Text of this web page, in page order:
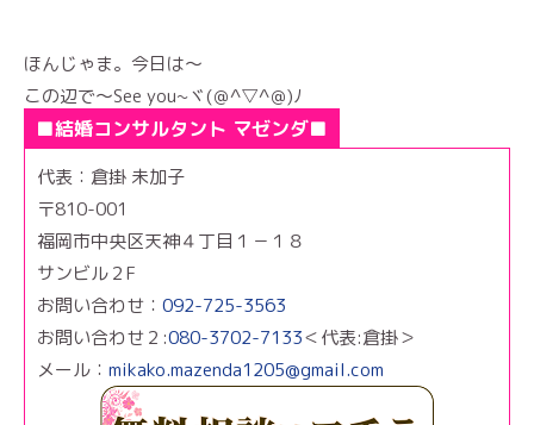
ほんじゃま。今日は～
この辺で～See you~ヾ(＠^▽^＠)ﾉ
■結婚コンサルタント マゼンダ■
代表：倉掛 未加子
〒810-001
福岡市中央区天神４丁目１－１８
サンビル２F
お問い合わせ： 092-725-3563
お問い合わせ２:080-3702-7133＜代表:倉掛＞
メール： mikako.mazenda1205@gmail.com